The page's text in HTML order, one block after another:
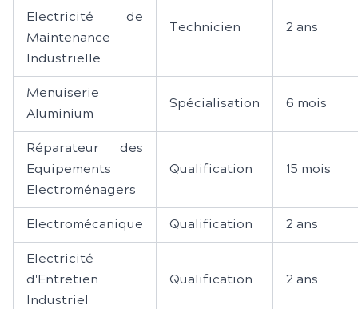
Electricité de
Maintenance
Industrielle
Technicien 2 ans
Menuiserie
Aluminium
Spécialisation 6 mois
Réparateur des
Equipements
Electroménagers
Qualification 15 mois
Electromécanique Qualification 2 ans
Electricité
d'Entretien
Industriel
Qualification 2 ans